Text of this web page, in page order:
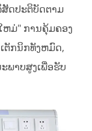
ດປະຕິບັດຕາມ
ຫມ່" ການຄຸ້ມຄອງ
ຕັກນິກທັງຫມົດ,
ພາບສູງເພື່ອຮັບ